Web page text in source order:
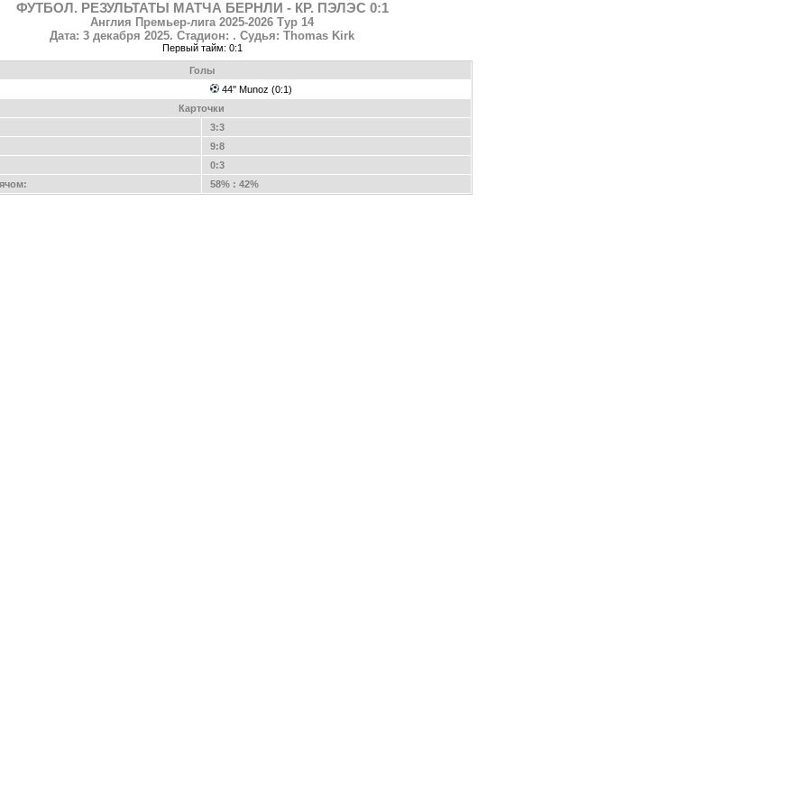
ФУТБОЛ. РЕЗУЛЬТАТЫ МАТЧА БЕРНЛИ - КР. ПЭЛЭС 0:1
Англия Премьер-лига 2025-2026 Тур 14
Дата: 3 декабря 2025. Стадион: . Судья: Thomas Kirk
Первый тайм: 0:1
Голы
44'' Munoz (0:1)
Карточки
3:3
9:8
0:3
58% : 42%